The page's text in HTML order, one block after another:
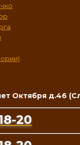
Октября д.46
20